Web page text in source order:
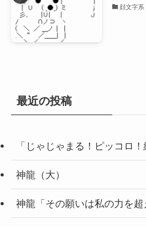
顔文字系
最近の投稿
「じゃじゃまる！ピッコロ
神龍（大）
神龍「その願いは私の力を超